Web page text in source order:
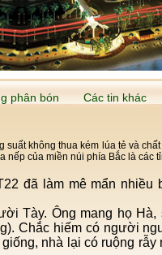
phân bón Các tin khác
suất không thua kém lúa tẻ và
nếp của miền núi phía Bắc là
Chắc hiếm có người
nhà lại có ruộng